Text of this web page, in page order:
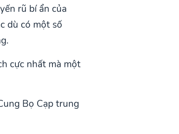
rũ bí ẩn của
dù có một số
cực nhất mà một
Bọ Cạp trung